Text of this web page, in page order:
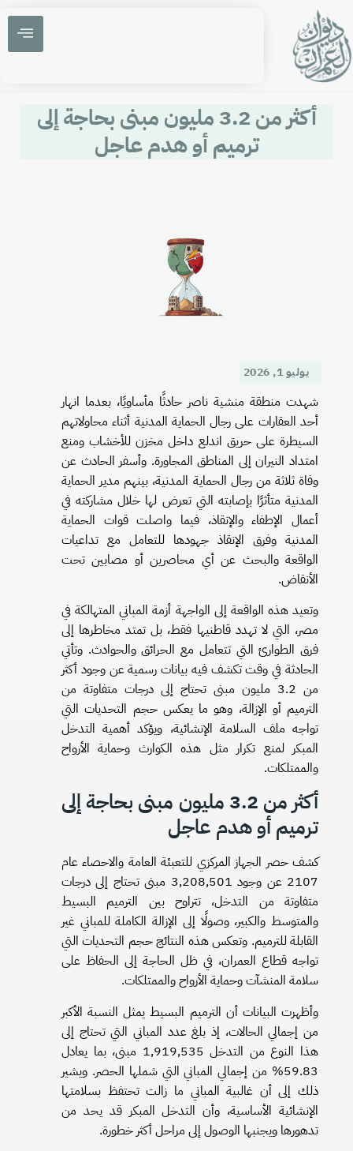
أكثر من 3.2 مليون مبنى بحاجة إلى
ترميم أو هدم عاجل
يوليو 1, 2026
شهدت منطقة منشية ناصر حادثًا مأساويًا، بعدما انهار
أحد العقارات على رجال الحماية المدنية أثناء محاولاتهم
السيطرة على حريق اندلع داخل مخزن للأخشاب ومنع
امتداد النيران إلى المناطق المجاورة. وأسفر الحادث عن
وفاة ثلاثة من رجال الحماية المدنية، بينهم مدير الحماية
المدنية متأثرًا بإصابته التي تعرض لها خلال مشاركته في
أعمال الإطفاء والإنقاذ، فيما واصلت قوات الحماية
المدنية وفرق الإنقاذ جهودها للتعامل مع تداعيات
الواقعة والبحث عن أي محاصرين أو مصابين تحت
الأنقاض.
وتعيد هذه الواقعة إلى الواجهة أزمة المباني المتهالكة في
مصر، التي لا تهدد قاطنيها فقط، بل تمتد مخاطرها إلى
فرق الطوارئ التي تتعامل مع الحرائق والحوادث. وتأتي
الحادثة في وقت تكشف فيه بيانات رسمية عن وجود أكثر
من 3.2 مليون مبنى تحتاج إلى درجات متفاوتة من
الترميم أو الإزالة، وهو ما يعكس حجم التحديات التي
تواجه ملف السلامة الإنشائية، ويؤكد أهمية التدخل
المبكر لمنع تكرار مثل هذه الكوارث وحماية الأرواح
والممتلكات.
أكثر من 3.2 مليون مبنى بحاجة إلى
ترميم أو هدم عاجل
كشف حصر الجهاز المركزي للتعبئة العامة والاحصاء عام
2107 عن وجود 3,208,501 مبنى تحتاج إلى درجات
متفاوتة من التدخل، تتراوح بين الترميم البسيط
والمتوسط والكبير، وصولًا إلى الإزالة الكاملة للمباني غير
القابلة للترميم. وتعكس هذه النتائج حجم التحديات التي
تواجه قطاع العمران، في ظل الحاجة إلى الحفاظ على
سلامة المنشآت وحماية الأرواح والممتلكات.
وأظهرت البيانات أن الترميم البسيط يمثل النسبة الأكبر
من إجمالي الحالات، إذ بلغ عدد المباني التي تحتاج إلى
هذا النوع من التدخل 1,919,535 مبنى، بما يعادل
59.83% من إجمالي المباني التي شملها الحصر. ويشير
ذلك إلى أن غالبية المباني ما زالت تحتفظ بسلامتها
الإنشائية الأساسية، وأن التدخل المبكر قد يحد من
تدهورها ويجنبها الوصول إلى مراحل أكثر خطورة.